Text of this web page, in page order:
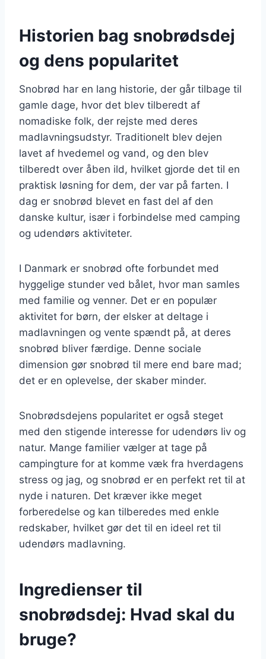
Historien bag snobrødsdej
og dens popularitet
Snobrød har en lang historie, der går tilbage til
gamle dage, hvor det blev tilberedt af
nomadiske folk, der rejste med deres
madlavningsudstyr. Traditionelt blev dejen
lavet af hvedemel og vand, og den blev
tilberedt over åben ild, hvilket gjorde det til en
praktisk løsning for dem, der var på farten. I
dag er snobrød blevet en fast del af den
danske kultur, især i forbindelse med camping
og udendørs aktiviteter.
I Danmark er snobrød ofte forbundet med
hyggelige stunder ved bålet, hvor man samles
med familie og venner. Det er en populær
aktivitet for børn, der elsker at deltage i
madlavningen og vente spændt på, at deres
snobrød bliver færdige. Denne sociale
dimension gør snobrød til mere end bare mad;
det er en oplevelse, der skaber minder.
Snobrødsdejens popularitet er også steget
med den stigende interesse for udendørs liv og
natur. Mange familier vælger at tage på
campingture for at komme væk fra hverdagens
stress og jag, og snobrød er en perfekt ret til at
nyde i naturen. Det kræver ikke meget
forberedelse og kan tilberedes med enkle
redskaber, hvilket gør det til en ideel ret til
udendørs madlavning.
Ingredienser til
snobrødsdej: Hvad skal du
bruge?